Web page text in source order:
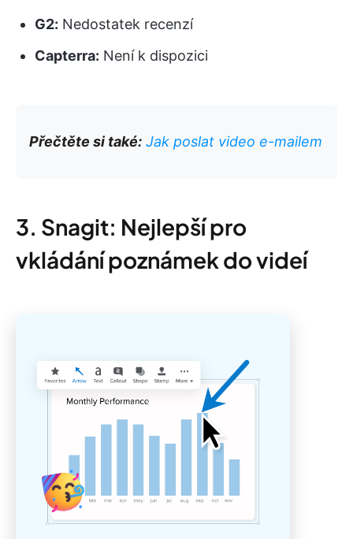
G2: Nedostatek recenzí
Capterra: Není k dispozici
Přečtěte si také: Jak poslat video e-mailem
3. Snagit: Nejlepší pro
vkládání poznámek do videí